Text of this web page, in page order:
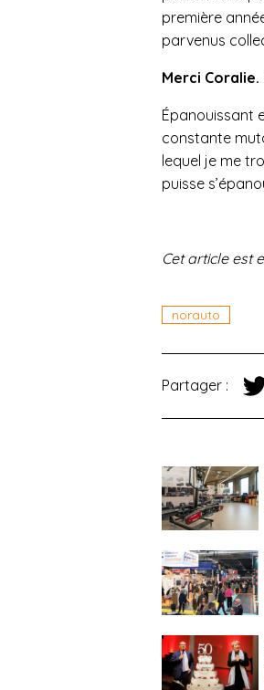
première
parvenus
Merci Coralie.
Épanouissant
constante
lequel je me
puisse
Cet article est
norauto
Partager :